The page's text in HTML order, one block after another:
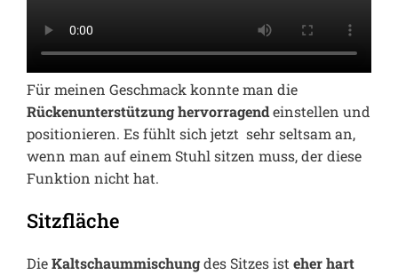
Für meinen Geschmack konnte man die
Rückenunterstützung hervorragendeinstellen und
positionieren. Es fühlt sich jetzt sehr seltsam an,
wenn man auf einem Stuhl sitzen muss, der diese
Funktion nicht hat.
Sitzfläche
DieKaltschaummischungdes Sitzes ist eher hart